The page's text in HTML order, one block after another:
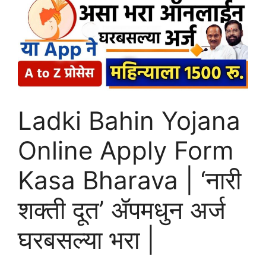
Ladki Bahin Yojana
Online Apply Form
Kasa Bharava | ‘नारी
शक्ती दूत’ ॲपमधुन अर्ज
घरबसल्या भरा |